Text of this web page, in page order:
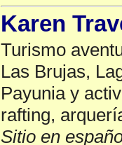
Karen
Turismo
Las Brujas,
Payunia y
rafting,
Sitio en